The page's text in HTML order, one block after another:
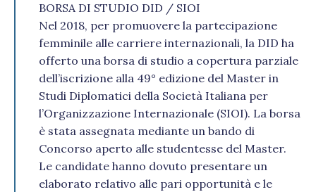
BORSA DI STUDIO DID / SIOI
Nel 2018, per promuovere la partecipazione
femminile alle carriere internazionali, la DID ha
offerto una borsa di studio a copertura parziale
dell’iscrizione alla 49° edizione del Master in
Studi Diplomatici della Società Italiana per
l’Organizzazione Internazionale (SIOI). La borsa
è stata assegnata mediante un bando di
Concorso aperto alle studentesse del Master.
Le candidate hanno dovuto presentare un
elaborato relativo alle pari opportunità e le